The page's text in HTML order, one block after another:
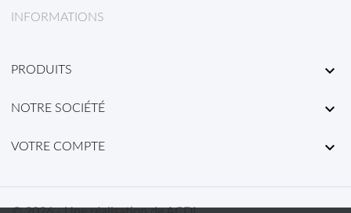
INFORMATIONS
PRODUITS 
NOTRE SOCIÉTÉ 
VOTRE COMPTE 